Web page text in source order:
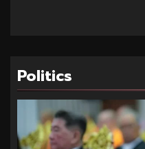
Politics